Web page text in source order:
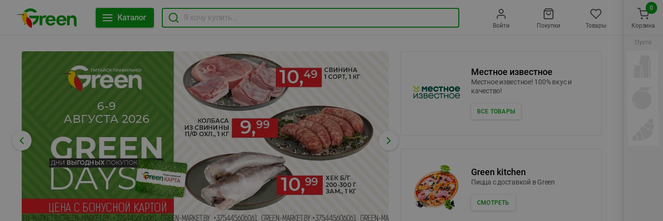
Каталог
Войти Покупки Товары
Местное известное
Местное известное! 100% вкус и
качество!
ВСЕ ТОВАРЫ
Green kitchen
Пицца c доставкой в Green
СМОТРЕТЬ
Корзина
0
Пусто